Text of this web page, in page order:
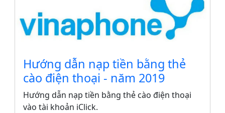
Hướng dẫn nạp tiền bằng thẻ
cào điện thoại - năm 2019
Hướng dẫn nạp tiền bằng thẻ cào điện thoại
vào tài khoản iClick.